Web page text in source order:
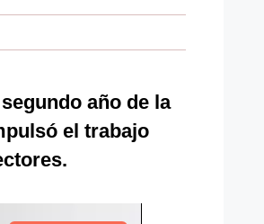
año de la
el trabajo